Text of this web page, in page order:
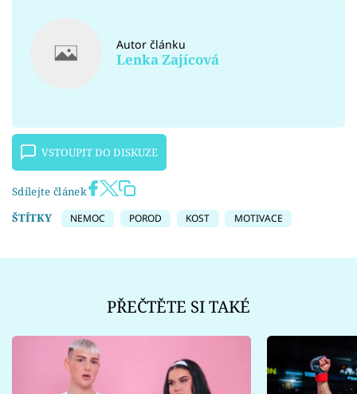
Autor článku
Lenka Zajícová
VSTOUPIT DO DISKUZE
Sdílejte článek
ŠTÍTKY
NEMOC POROD KOST MOTIVACE
PŘEČTĚTE SI TAKÉ